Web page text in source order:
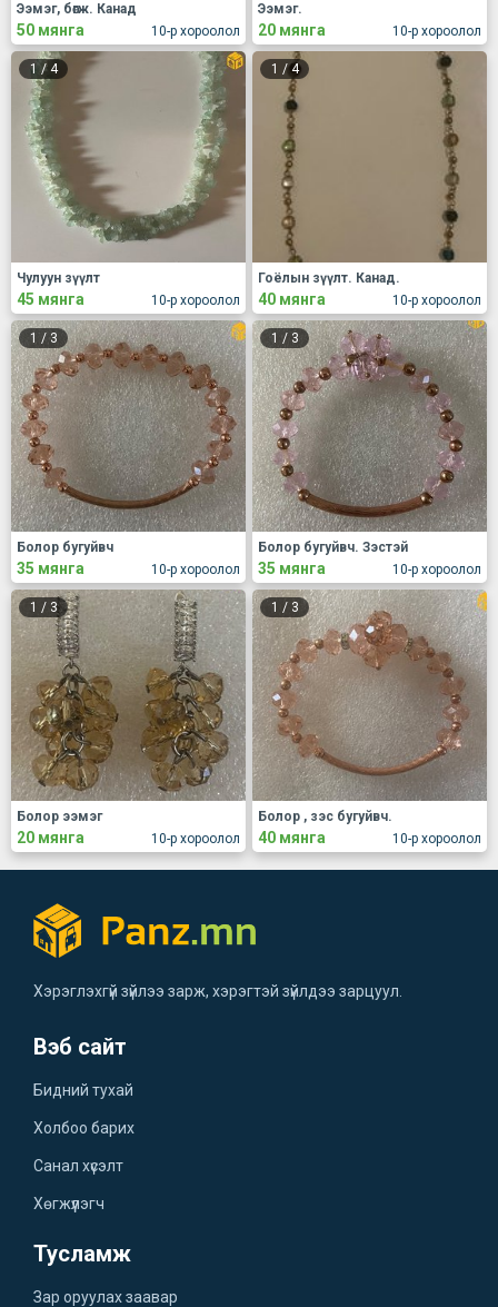
10-р хороолол
Ээмэг, бөгж. Канад
50 мянга 10-р хороолол
Ээмэг.
20 мянга
1/ 4
10-р хороолол
Чулуун зүүлт
45 мянга
1 /4
10-р хороолол
Гоёлын зүүлт. Канад.
40 мянга
1 / 3
10-р хороолол
Болор бугуйвч
35 мянга
1 / 3
10-р хороолол
Болор бугуйвч. Зэстэй
35 мянга
1 / 3
10-р хороолол
Болор ээмэг
20 мянга
1 / 3
10-р хороолол
Болор , зэс бугуйвч.
40 мянга
Хэрэглэхгүй зүйлээ зарж, хэрэгтэй зүйлдээ зарцуул.
Вэб сайт
Бидний тухай
Холбоо барих
Санал хүсэлт
Хөгжүүлэгч
Тусламж
Зар оруулах заавар